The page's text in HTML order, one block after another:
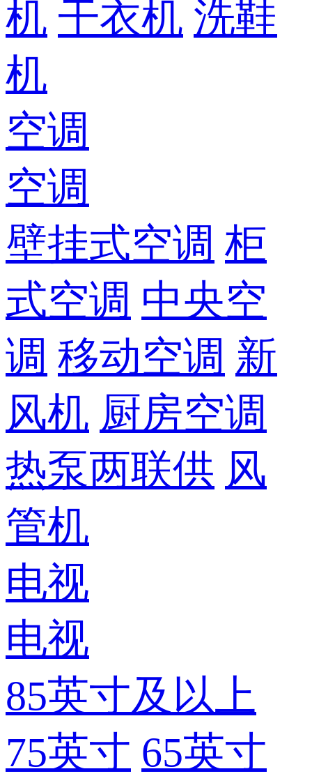
机 干衣机 洗鞋
机
空调
空调
壁挂式空调 柜
式空调 中央空
调 移动空调 新
风机 厨房空调
热泵两联供 风
管机
电视
电视
85英寸及以上
75英寸 65英寸